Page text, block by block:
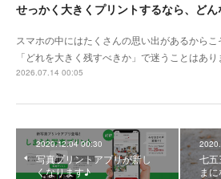
スマホの中にはたくさんの思い出があるからこ
「どれを大きく残すべきか」で迷うことはあ
2026.07.14 00:05
2020.12.04 00:30
写真プリントアプリが新し
くなります♪
七
ま